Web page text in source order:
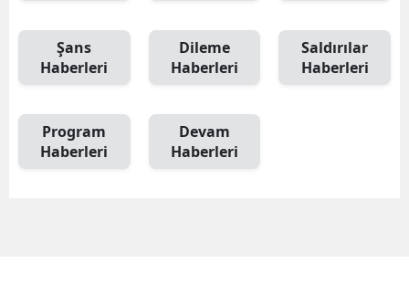
Şans
Haberleri
Dileme
Haberleri
Saldırılar
Haberleri
Program
Haberleri
Devam
Haberleri